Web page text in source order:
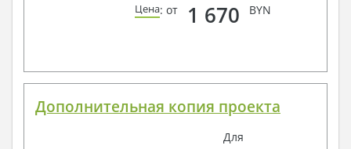
Цена: от 1 670 BYN
Дополнительная копия проекта
Для